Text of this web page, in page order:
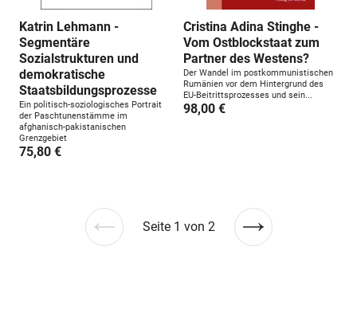
Katrin Lehmann -
Segmentäre
Sozialstrukturen und
demokratische
Staatsbildungsprozesse
Ein politisch-soziologisches Portrait
der Paschtunenstämme im
afghanisch-pakistanischen
Grenzgebiet
75,80 €
Cristina Adina Stinghe -
Vom Ostblockstaat zum
Partner des Westens?
Der Wandel im postkommunistischen
Rumänien vor dem Hintergrund des
EU-Beitrittsprozesses und sein...
98,00 €
Vorherige
Seite 1 von 2
Nächste